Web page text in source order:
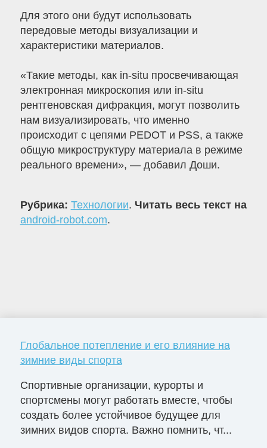
Для этого они будут использовать
передовые методы визуализации и
характеристики материалов.
«Такие методы, как in-situ просвечивающая
электронная микроскопия или in-situ
рентгеновская дифракция, могут позволить
нам визуализировать, что именно
происходит с цепями PEDOT и PSS, а также
общую микроструктуру материала в режиме
реального времени», — добавил Доши.
Рубрика: Технологии. Читать весь текст на
android-robot.com.
Глобальное потепление и его влияние на
зимние виды спорта
Спортивные организации, курорты и
спортсмены могут работать вместе, чтобы
создать более устойчивое будущее для
зимних видов спорта. Важно помнить, чт...